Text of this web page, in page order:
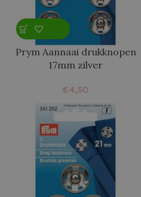
Prym Aannaai drukknopen
17mm zilver
€4,50